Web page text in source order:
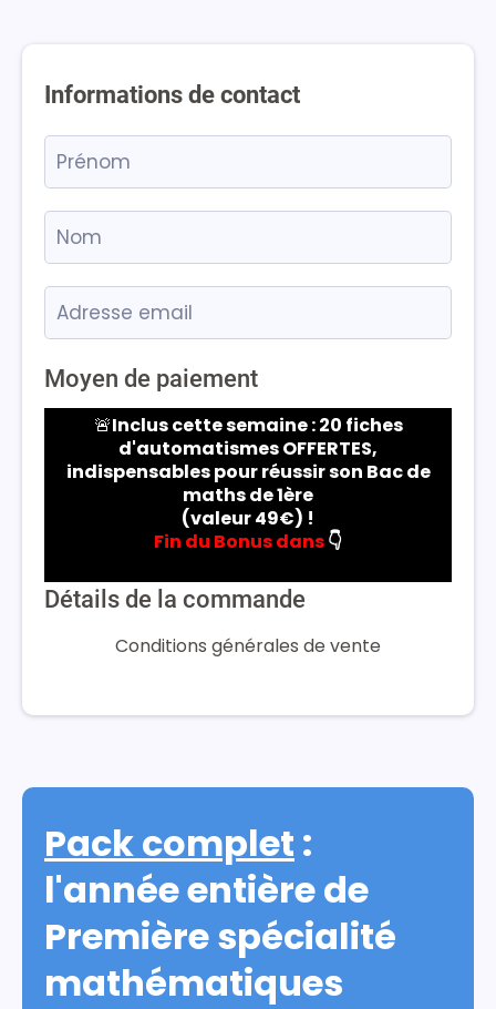
Informations de contact
Moyen de paiement
🚨Inclus cette semaine : 20 fiches
d'automatismes OFFERTES,
indispensables pour réussir son Bac de
maths de 1ère
(valeur 49€) !
Fin du Bonus dans👇
Détails de la commande
Conditions générales de vente
Pack complet :
l'année entière de
Première spécialité
mathématiques